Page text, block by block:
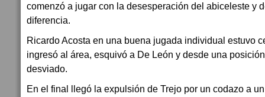
comenzó a jugar con la desesperación del abiceleste y
diferencia.
Ricardo Acosta en una buena jugada individual estuvo
ingresó al área, esquivó a De León y desde una
desviado.
En el final llegó la expulsión de Trejo por un codazo a